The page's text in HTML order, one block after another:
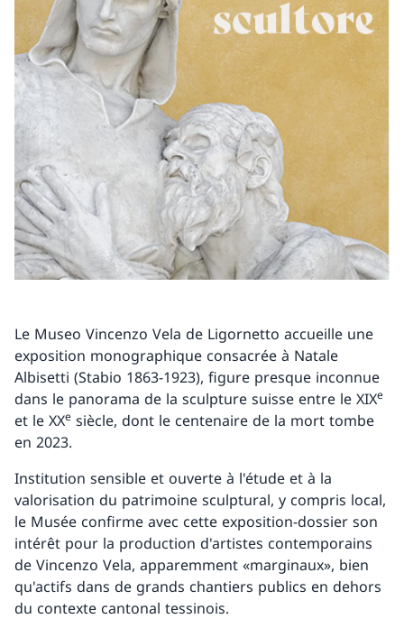
Le Museo Vincenzo Vela de Ligornetto accueille une
exposition monographique consacrée à Natale
Albisetti (Stabio 1863-1923), figure presque inconnue
dans le panorama de la sculpture suisse entre le XIXe
et le XXe siècle, dont le centenaire de la mort tombe
en 2023.
Institution sensible et ouverte à l'étude et à la
valorisation du patrimoine sculptural, y compris local,
le Musée confirme avec cette exposition-dossier son
intérêt pour la production d'artistes contemporains
de Vincenzo Vela, apparemment «marginaux», bien
qu'actifs dans de grands chantiers publics en dehors
du contexte cantonal tessinois.